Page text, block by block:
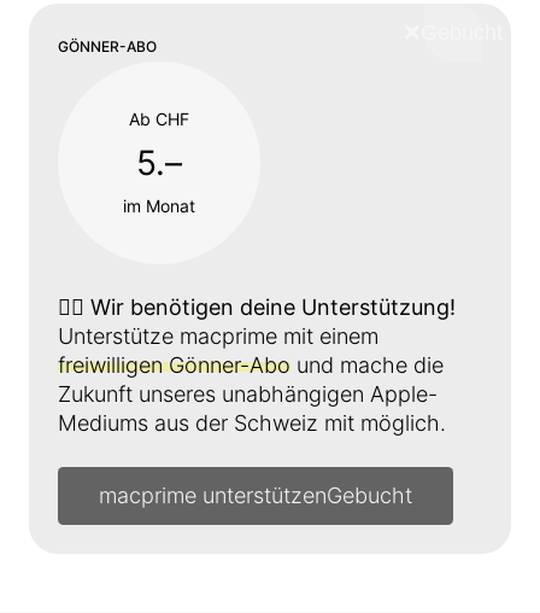
GÖNNER-ABO
Ab CHF
5.–
im Monat
👉🏼 Wir benötigen deine Unterstützung!
Unterstütze macprime mit einem
freiwilligen Gönner-Abo und mache die
Zukunft unseres unabhängigen Apple-
Mediums aus der Schweiz mit möglich.
macprime unterstützen